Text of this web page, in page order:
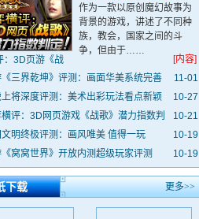
：3D页游《战
歌》
作为一款以原创魔幻故事为
背景的游戏，讲述了不同种
族，教会，国家之间的斗
争，但由于……
[内容]
11-01
《三界乾坤》评测：画面华美系统完善
10-27
将深度评测：美术出彩玩法看点新颖
10-21
评：3D网页游戏《战歌》潜力指数判
10-19
明终极评测：画风唯美 值得一玩
10-19
《窝窝世界》开放内测超级玩家评测
更多>>
下载